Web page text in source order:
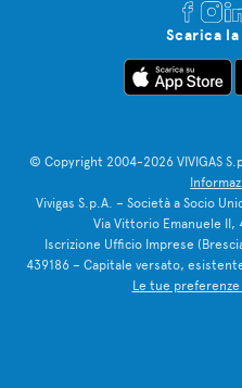
Scarica
© Copyright 2004-2026 VIVIGAS
Vivigas S.p.A. – Società a Socio
Via Vittorio Emanuele II,
Iscrizione Ufficio Imprese
439186 – Capitale versato,
Le tue